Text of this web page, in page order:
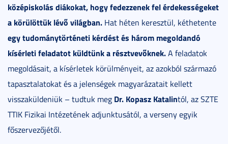
középiskolás diákokat, hogy fedezzenek fel érdekességeket
a körülöttük lévő világban. Hat héten keresztül, kéthetente
egy tudománytörténeti kérdést és három megoldandó
kísérleti feladatot küldtünk a résztvevőknek.A feladatok
megoldásait, a kísérletek körülményeit, az azokból származó
tapasztalatokat és a jelenségek magyarázatait kellett
visszaküldeniük – tudtuk meg Dr. Kopasz Katalintól, az SZTE
TTIK Fizikai Intézetének adjunktusától, a verseny egyik
főszervezőjétől.